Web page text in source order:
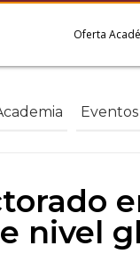
Oferta
Eventos
nivel